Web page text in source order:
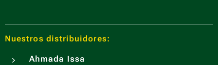
Nuestros distribuidores:
Ahmada Issa